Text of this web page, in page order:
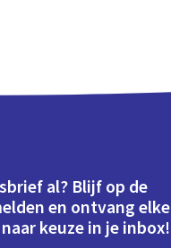
al? Blijf op de
en ontvang elke
keuze in je inbox!